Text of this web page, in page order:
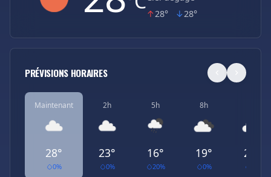
↑28° ↓28°
PRÉVISIONS HORAIRES
Maintenant
28°
0%
2h
23°
0%
5h
16°
20%
8h
19°
0%
27°